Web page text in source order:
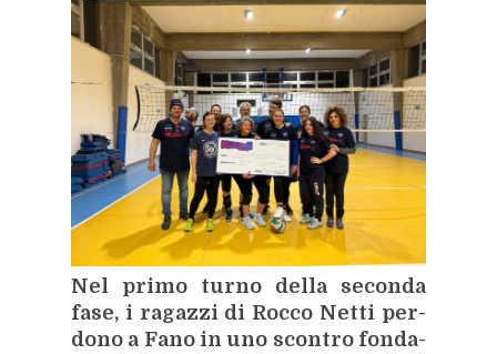
Nel pri­mo tur­no del­la se­con­da
fase, i ra­gaz­zi di Roc­co Net­ti per­
do­no a Fano in uno scon­tro fon­da­